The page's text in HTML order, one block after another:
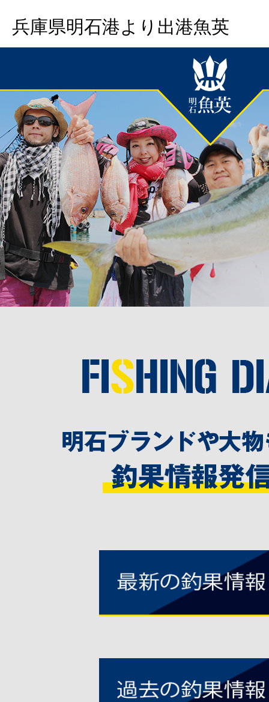
兵庫県明石港より出港魚英